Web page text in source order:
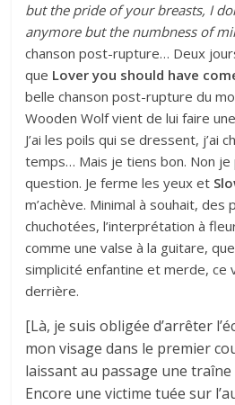
but the pride of your breasts, I
anymore but the numbness of
chanson post-rupture… Deux
que Lover you should have
belle chanson post-rupture du
Wooden Wolf vient de lui faire
J’ai les poils qui se dressent, j’ai
temps… Mais je tiens bon. Non
question. Je ferme les yeux et
m’achève. Minimal à souhait, des
chuchotées, l’interprétation à
comme une valse à la guitare,
simplicité enfantine et merde, ce
derrière.
[Là, je suis obligée d’arrêter
mon visage dans le premier
laissant au passage une
Encore une victime tuée sur